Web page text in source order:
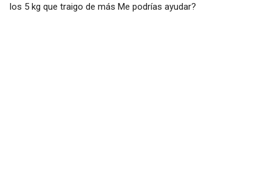
los 5 kg que traigo de más Me podrías ayudar?